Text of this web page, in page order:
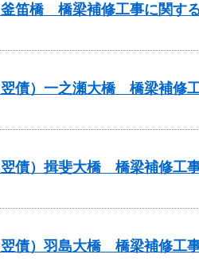
笛橋 橋梁補修工事に関す
債）一之瀬大橋 橋梁補修
債）揖斐大橋 橋梁補修工
債）羽島大橋 橋梁補修工